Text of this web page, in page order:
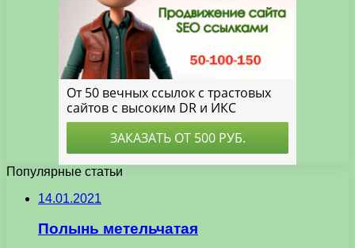
Популярные статьи
14.01.2021
Полынь метельчатая